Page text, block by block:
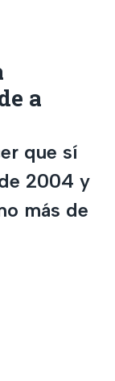
a
que sí
2004 y
más de